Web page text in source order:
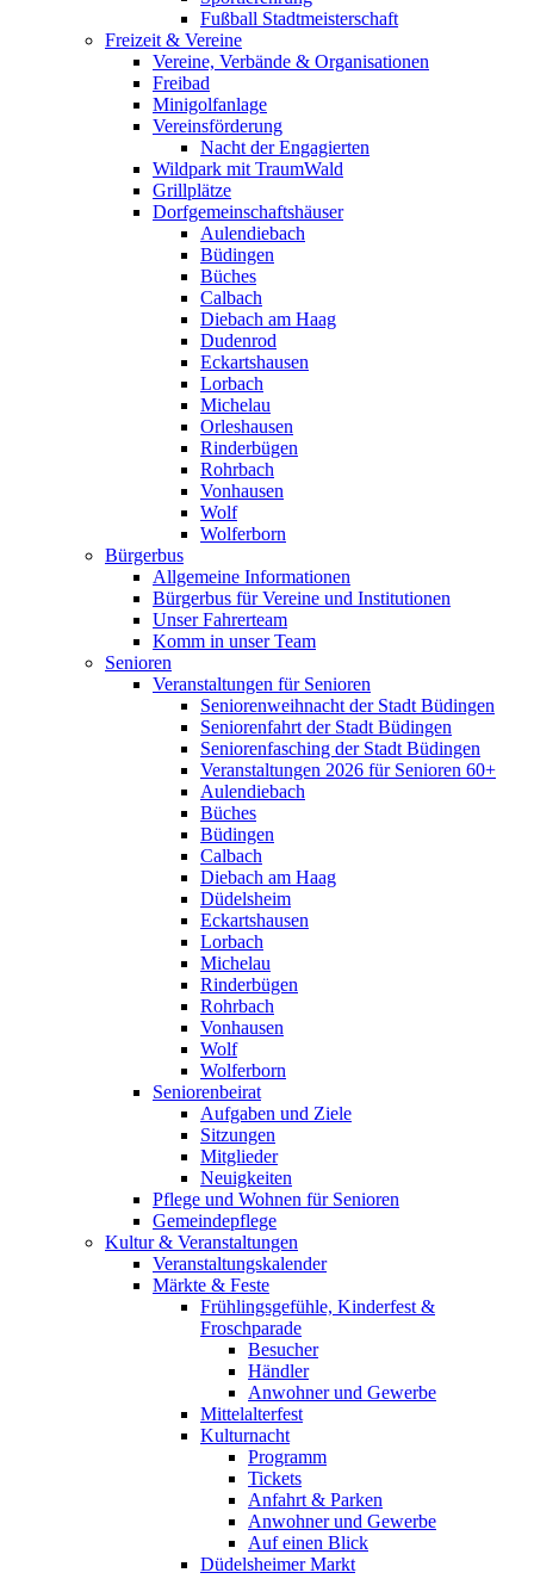
Fußball Stadtmeisterschaft
Freizeit & Vereine
Vereine, Verbände & Organisationen
Freibad
Minigolfanlage
Vereinsförderung
Nacht der Engagierten
Wildpark mit TraumWald
Grillplätze
Dorfgemeinschaftshäuser
Aulendiebach
Büdingen
Büches
Calbach
Diebach am Haag
Dudenrod
Eckartshausen
Lorbach
Michelau
Orleshausen
Rinderbügen
Rohrbach
Vonhausen
Wolf
Wolferborn
Bürgerbus
Allgemeine Informationen
Bürgerbus für Vereine und Institutionen
Unser Fahrerteam
Komm in unser Team
Senioren
Veranstaltungen für Senioren
Seniorenweihnacht der Stadt Büdingen
Seniorenfahrt der Stadt Büdingen
Seniorenfasching der Stadt Büdingen
Veranstaltungen 2026 für Senioren 60+
Aulendiebach
Büches
Büdingen
Calbach
Diebach am Haag
Düdelsheim
Eckartshausen
Lorbach
Michelau
Rinderbügen
Rohrbach
Vonhausen
Wolf
Wolferborn
Seniorenbeirat
Aufgaben und Ziele
Sitzungen
Mitglieder
Neuigkeiten
Pflege und Wohnen für Senioren
Gemeindepflege
Kultur & Veranstaltungen
Veranstaltungskalender
Märkte & Feste
Frühlingsgefühle, Kinderfest &
Froschparade
Besucher
Händler
Anwohner und Gewerbe
Mittelalterfest
Kulturnacht
Programm
Tickets
Anfahrt & Parken
Anwohner und Gewerbe
Auf einen Blick
Düdelsheimer Markt